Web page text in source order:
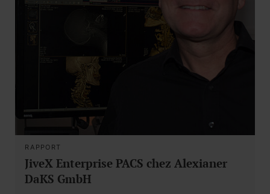
RAPPORT
JiveX Enterprise PACS chez Alexianer
DaKS GmbH